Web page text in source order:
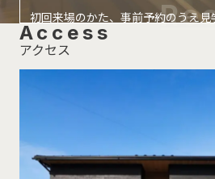
初回来場のかた、事前予約のうえ
ード
※再来場のかたの予約は1,000円分と
※ギフトカードの種類はご予約のタ
Access
アクセス